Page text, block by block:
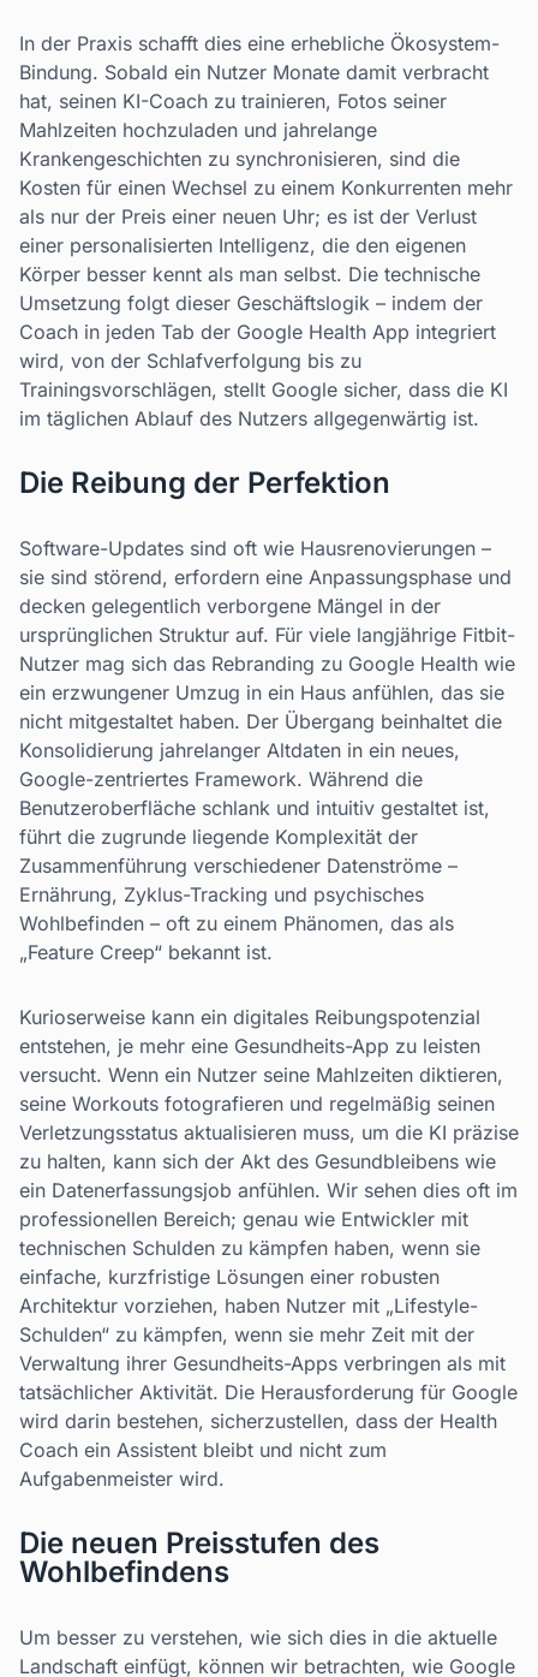
In der Praxis schafft dies eine erhebliche Ökosystem-
Bindung. Sobald ein Nutzer Monate damit verbracht
hat, seinen KI-Coach zu trainieren, Fotos seiner
Mahlzeiten hochzuladen und jahrelange
Krankengeschichten zu synchronisieren, sind die
Kosten für einen Wechsel zu einem Konkurrenten mehr
als nur der Preis einer neuen Uhr; es ist der Verlust
einer personalisierten Intelligenz, die den eigenen
Körper besser kennt als man selbst. Die technische
Umsetzung folgt dieser Geschäftslogik – indem der
Coach in jeden Tab der Google Health App integriert
wird, von der Schlafverfolgung bis zu
Trainingsvorschlägen, stellt Google sicher, dass die KI
im täglichen Ablauf des Nutzers allgegenwärtig ist.
Die Reibung der Perfektion
Software-Updates sind oft wie Hausrenovierungen –
sie sind störend, erfordern eine Anpassungsphase und
decken gelegentlich verborgene Mängel in der
ursprünglichen Struktur auf. Für viele langjährige Fitbit-
Nutzer mag sich das Rebranding zu Google Health wie
ein erzwungener Umzug in ein Haus anfühlen, das sie
nicht mitgestaltet haben. Der Übergang beinhaltet die
Konsolidierung jahrelanger Altdaten in ein neues,
Google-zentriertes Framework. Während die
Benutzeroberfläche schlank und intuitiv gestaltet ist,
führt die zugrunde liegende Komplexität der
Zusammenführung verschiedener Datenströme –
Ernährung, Zyklus-Tracking und psychisches
Wohlbefinden – oft zu einem Phänomen, das als
„Feature Creep“ bekannt ist.
Kurioserweise kann ein digitales Reibungspotenzial
entstehen, je mehr eine Gesundheits-App zu leisten
versucht. Wenn ein Nutzer seine Mahlzeiten diktieren,
seine Workouts fotografieren und regelmäßig seinen
Verletzungsstatus aktualisieren muss, um die KI präzise
zu halten, kann sich der Akt des Gesundbleibens wie
ein Datenerfassungsjob anfühlen. Wir sehen dies oft im
professionellen Bereich; genau wie Entwickler mit
technischen Schulden zu kämpfen haben, wenn sie
einfache, kurzfristige Lösungen einer robusten
Architektur vorziehen, haben Nutzer mit „Lifestyle-
Schulden“ zu kämpfen, wenn sie mehr Zeit mit der
Verwaltung ihrer Gesundheits-Apps verbringen als mit
tatsächlicher Aktivität. Die Herausforderung für Google
wird darin bestehen, sicherzustellen, dass der Health
Coach ein Assistent bleibt und nicht zum
Aufgabenmeister wird.
Die neuen Preisstufen des
Wohlbefindens
Um besser zu verstehen, wie sich dies in die aktuelle
Landschaft einfügt, können wir betrachten, wie Google